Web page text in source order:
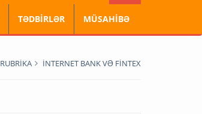
TƏDBİRLƏR MÜSAHİBƏ
RUBRİKA İNTERNET BANK VƏ FİNTEX